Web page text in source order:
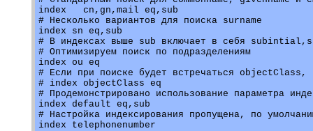
index	cn,gn,mail eq,sub
# Несколько вариантов для поиска surname
index sn eq,sub
# В индексах выше sub включает в себя
# Оптимизируем поиск по подразделениям
index ou eq
# Если при поиске будет встречаться objectClass,
# index objectClass eq
# Продемонстрировано использование параметра
index default eq,sub
# Настройка индексирования пропущена, по
index telephonenumber